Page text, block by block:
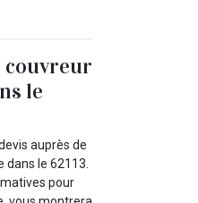
couvreur
le
auprès de
le 62113.
pour